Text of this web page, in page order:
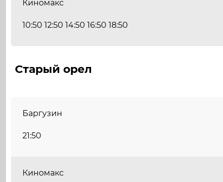
Киномакс
10:50 12:50 14:50 16:50 18:50
Старый орел
Баргузин
21:50
Киномакс